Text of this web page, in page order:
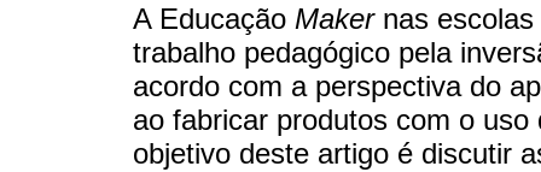
A Educação Makernas escolas
trabalho pedagógico pela
acordo com a perspectiva do
ao fabricar produtos com o
objetivo deste artigo é discutir